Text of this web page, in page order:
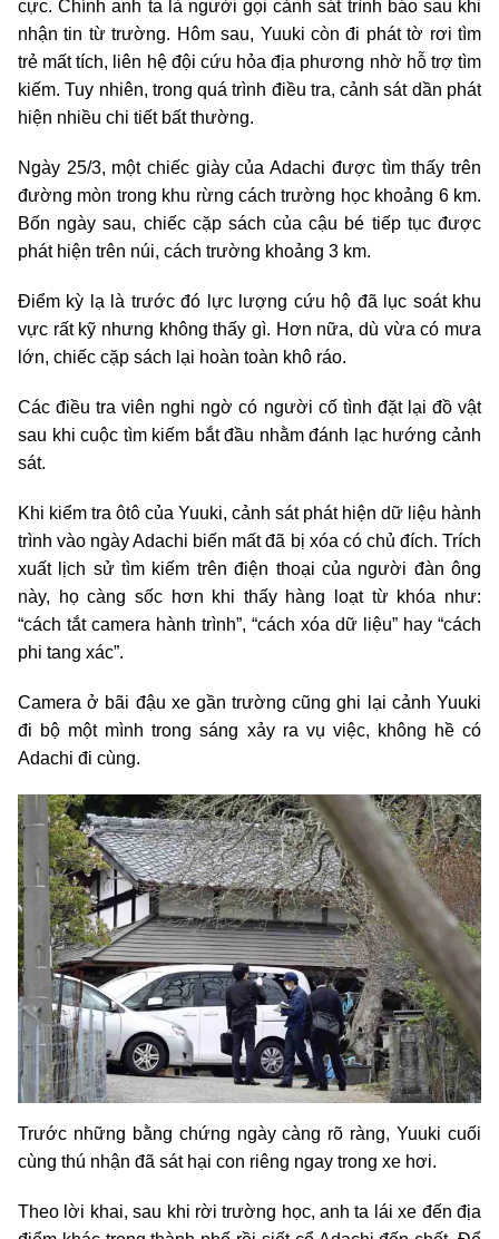
cực. Chính anh ta là người gọi cảnh sát trình báo sau khi
nhận tin từ trường. Hôm sau, Yuuki còn đi phát tờ rơi tìm
trẻ mất tích, liên hệ đội cứu hỏa địa phương nhờ hỗ trợ tìm
kiếm. Tuy nhiên, trong quá trình điều tra, cảnh sát dần phát
hiện nhiều chi tiết bất thường.
Ngày 25/3, một chiếc giày của Adachi được tìm thấy trên
đường mòn trong khu rừng cách trường học khoảng 6 km.
Bốn ngày sau, chiếc cặp sách của cậu bé tiếp tục được
phát hiện trên núi, cách trường khoảng 3 km.
Điểm kỳ lạ là trước đó lực lượng cứu hộ đã lục soát khu
vực rất kỹ nhưng không thấy gì. Hơn nữa, dù vừa có mưa
lớn, chiếc cặp sách lại hoàn toàn khô ráo.
Các điều tra viên nghi ngờ có người cố tình đặt lại đồ vật
sau khi cuộc tìm kiếm bắt đầu nhằm đánh lạc hướng cảnh
sát.
Khi kiểm tra ôtô của Yuuki, cảnh sát phát hiện dữ liệu hành
trình vào ngày Adachi biến mất đã bị xóa có chủ đích. Trích
xuất lịch sử tìm kiếm trên điện thoại của người đàn ông
này, họ càng sốc hơn khi thấy hàng loạt từ khóa như:
“cách tắt camera hành trình”, “cách xóa dữ liệu” hay “cách
phi tang xác”.
Camera ở bãi đậu xe gần trường cũng ghi lại cảnh Yuuki
đi bộ một mình trong sáng xảy ra vụ việc, không hề có
Adachi đi cùng.
Trước những bằng chứng ngày càng rõ ràng, Yuuki cuối
cùng thú nhận đã sát hại con riêng ngay trong xe hơi.
Theo lời khai, sau khi rời trường học, anh ta lái xe đến địa